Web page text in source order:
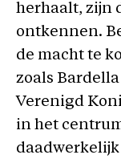
herhaalt, zijn
ontkennen.
de macht te
zoals
Verenigd
in het